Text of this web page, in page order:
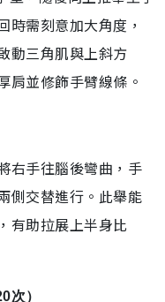
時需刻意加大角度，
動三角肌與上斜方
肩並修飾手臂線條。
右手往腦後彎曲，手
側交替進行。此舉能
有助拉展上半身比
次）